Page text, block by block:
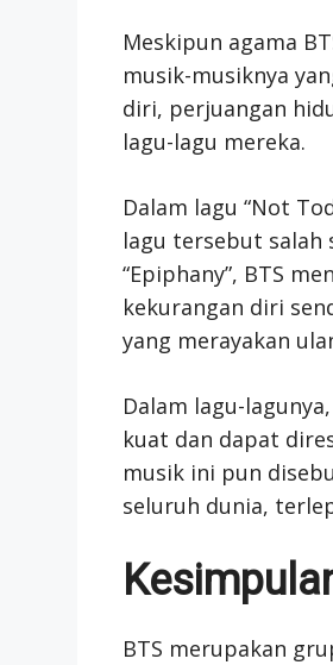
Meskipun agama
musik-musiknya
diri, perjuangan
lagu-lagu mereka.
Dalam lagu “Not
lagu tersebut salah
“Epiphany”, BTS
kekurangan diri
yang merayakan
Dalam lagu-
kuat dan dapat
musik ini pun
seluruh dunia,
BTS merupakan